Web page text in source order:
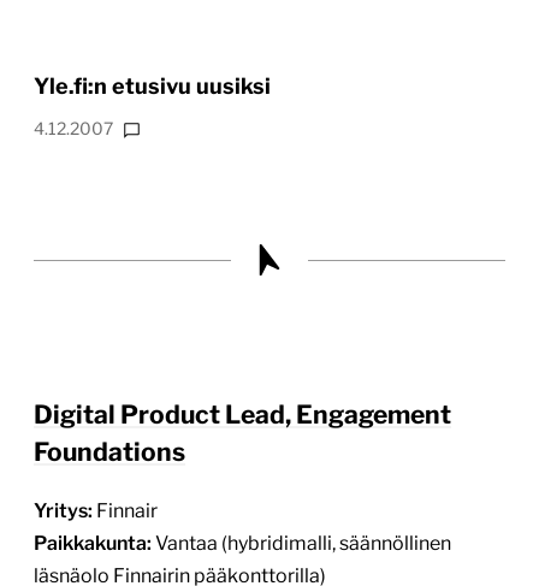
Yle.fi:n etusivu uusiksi
4.12.2007
Digital Product Lead, Engagement
Foundations
Yritys: Finnair
Paikkakunta: Vantaa (hybridimalli, säännöllinen
läsnäolo Finnairin pääkonttorilla)